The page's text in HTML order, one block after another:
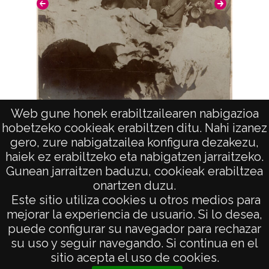
Web gune honek erabiltzailearen nabigazioa
hobetzeko cookieak erabiltzen ditu. Nahi izanez
gero, zure nabigatzailea konfigura dezakezu,
haiek ez erabiltzeko eta nabigatzen jarraitzeko.
Gunean jarraitzen baduzu, cookieak erabiltzea
onartzen duzu.
Este sitio utiliza cookies u otros medios para
mejorar la experiencia de usuario. Si lo desea,
puede configurar su navegador para rechazar
su uso y seguir navegando. Si continua en el
sitio acepta el uso de cookies.
Retrato de grupo en el interior de una gruta
AVISO LEGAL
POLÍTICA DE PRIVACIDAD
ACCESIBILIDAD
ATENCIÓN CIUDADANA